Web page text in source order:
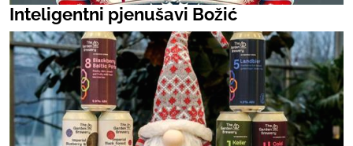
Inteligentni pjenušavi Božić